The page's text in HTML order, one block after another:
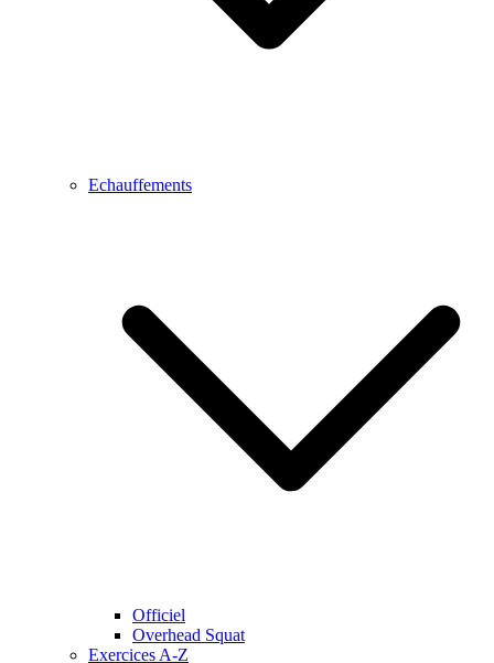
Echauffements
Officiel
Overhead Squat
Exercices A-Z